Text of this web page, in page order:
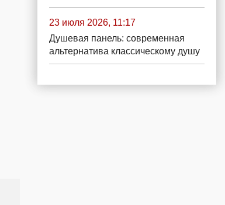
23 июля 2026, 11:17
Душевая панель: современная
альтернатива классическому душу